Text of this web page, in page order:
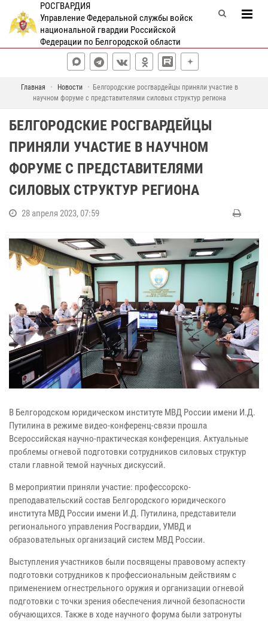
РОСГВАРДИЯ
Управление Федеральной службы войск
национальной гвардии Российской
Федерации по Белгородской области
Главная Новости
Белгородские росгвардейцы приняли участие в
научном форуме с представителями силовых структур региона
БЕЛГОРОДСКИЕ РОСГВАРДЕЙЦЫ
ПРИНЯЛИ УЧАСТИЕ В НАУЧНОМ
ФОРУМЕ С ПРЕДСТАВИТЕЛЯМИ
СИЛОВЫХ СТРУКТУР РЕГИОНА
28 апреля 2023, 07:59
В Белгородском юридическом институте МВД России имени И.Д.
Путилина в режиме видео-конференц-связи прошла
Всероссийская научно-практическая конференция. Актуальные
проблемы огневой подготовки сотрудников силовых структур
стали главной темой научных дискуссий.
В мероприятии приняли участие: профессорско-
преподавательский состав Белгородского юридического
института МВД России имени И.Д. Путилина, представители
регионального управления Росгвардии, УМВД и
образовательных организаций систем МВД России.
Выступления участников были посвящены правовому аспекту
подготовки сотрудников к профессиональным действиям с
применением огнестрельного оружия и организации огневой
подготовки с точки зрения обеспечения личной безопасности
обучающихся. Также в ходе научного форума были затронуты